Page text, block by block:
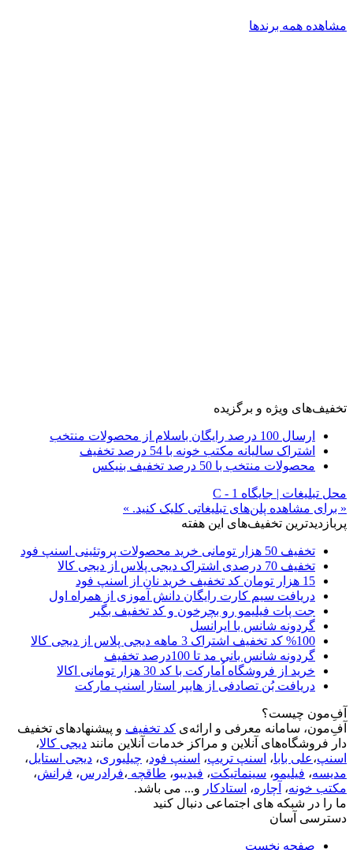
مشاهده همه برندها
تخفیف‌های ویژه و برگزیده
ارسال 100 درصد رایگان باسلام از محصولات منتخب
اشتراک سالیانه مکتب خونه با 54 درصد تخفیف
محصولات منتخب با 50 درصد تخفیف بنیکس
محل تبلیغات | جایگاه C - 1
« برای مشاهده پلن‌های تبلیغاتی کلیک کنید. »
پربازدیدترین تخفیف‌های این هفته
تخفیف 50 هزار تومانی خرید محصولات پروتئینی اسنپ فود
تخفیف 70 درصدی اشتراک دیجی پلاس از دیجی کالا
15 هزار تومان کد تخفیف خرید نان از اسنپ فود
دریافت سیم کارت رایگان دانش آموزی از همراه اول
جت پات فیلیمو رو بچرخون و کد تخفیف بگیر
گردونه شانس با ایرانسل
%100 کد تخفیف اشتراک 3 ماهه دیجی پلاس از دیجی کالا
گردونه شانس بانی مد تا 100درصد تخفیف
خرید از فروشگاه اُمارکت با کد 30 هزار تومانی اکالا
دریافت بُن تصادفی از هایپر استار اسنپ مارکت
آفِ‌مون چیست؟
آفِ‌مون، سامانه معرفی و ارائه‌ی کد تخفیف و پیشنهادهای تخفیف
دار فروشگاه‌های آنلاین و مراکز خدمات آنلاین مانند دیجی کالا،
اسنپ،علی بابا، اسنپ تریپ، اسنپ فود، چیلیوری، دیجی استایل،
مدیسه، فیلیمو، سینماتیکت، فیدیبو، طاقچه ،فرادرس، فرانش،
مکتب خونه، آچاره، استادکار و... می باشد.
ما را در شبکه های اجتماعی دنبال کنید
دسترسی آسان
صفحه نخست